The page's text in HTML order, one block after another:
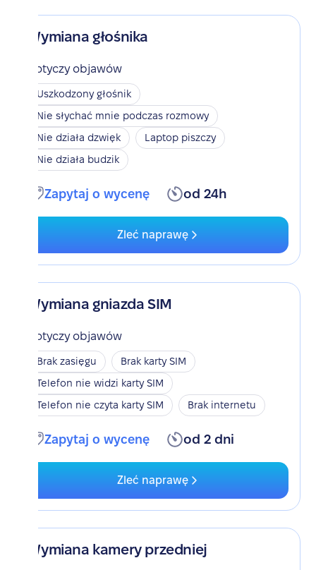
Wymiana głośnika
Dotyczy objawów
Uszkodzony głośnik
Nie słychać mnie podczas rozmowy
Nie działa dzwięk
Laptop piszczy
Nie działa budzik
Zapytaj o wycenę od 24h
Zleć naprawę
Wymiana gniazda SIM
Dotyczy objawów
Brak zasięgu
Brak karty SIM
Telefon nie widzi karty SIM
Telefon nie czyta karty SIM
Brak internetu
Zapytaj o wycenę od 2 dni
Zleć naprawę
Wymiana kamery przedniej